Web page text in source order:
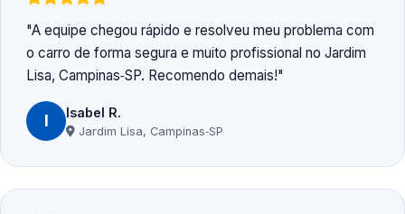
A equipe chegou rápido e resolveu meu problema com
o carro de forma segura e muito profissional no Jardim
Lisa, Campinas‑SP. Recomendo demais!
I Isabel R.
Jardim Lisa, Campinas‑SP